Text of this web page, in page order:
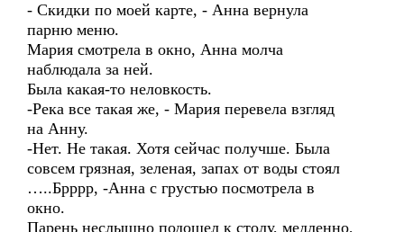
- Скидки по моей карте, - Анна вернула
парню меню.
Мария смотрела в окно, Анна молча
наблюдала за ней.
Была какая-то неловкость.
-Река все такая же, - Мария перевела взгляд
на Анну.
-Нет. Не такая. Хотя сейчас получше. Была
совсем грязная, зеленая, запах от воды стоял
…..Брррр, -Анна с грустью посмотрела в
окно.
Парень неслышно подошел к столу, медленно,